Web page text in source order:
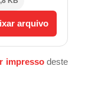
arquivo
impressodeste